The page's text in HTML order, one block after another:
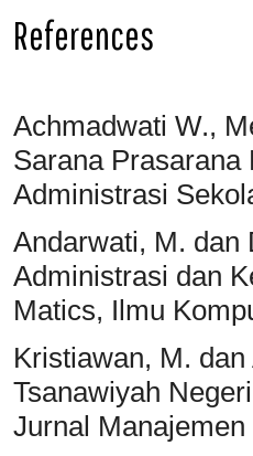
References
Achmadwati W.,
Sarana Prasarana
Administrasi
Andarwati, M. dan
Administrasi dan
Matics, Ilmu
Kristiawan, M.
Tsanawiyah
Jurnal